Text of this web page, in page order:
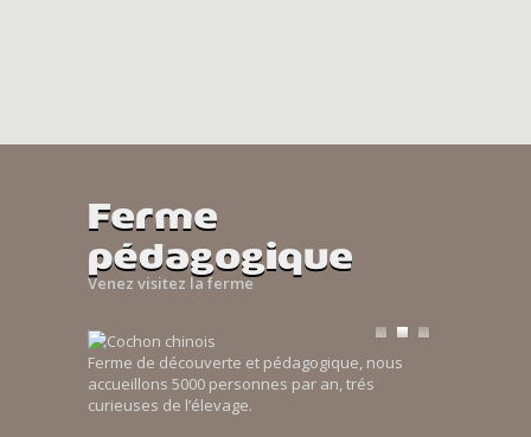
Ferme
pédagogique
Venez visitez la ferme
Ferme de découverte et pédagogique, nous
accueillons 5000 personnes par an, trés
curieuses de l’élevage.